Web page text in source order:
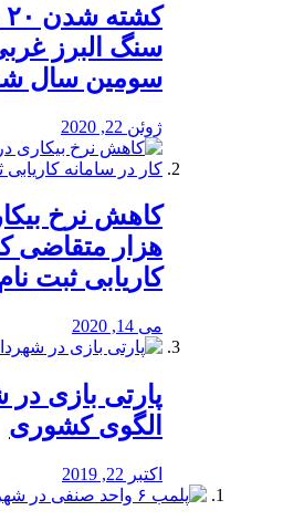
سنگ البرز
سومین سال
ژوئن 22, 2020
هزار متقاضی
کاریابی ثبت
می 14, 2020
پارتی بازی
الگوی کشوری
اکتبر 22, 2019